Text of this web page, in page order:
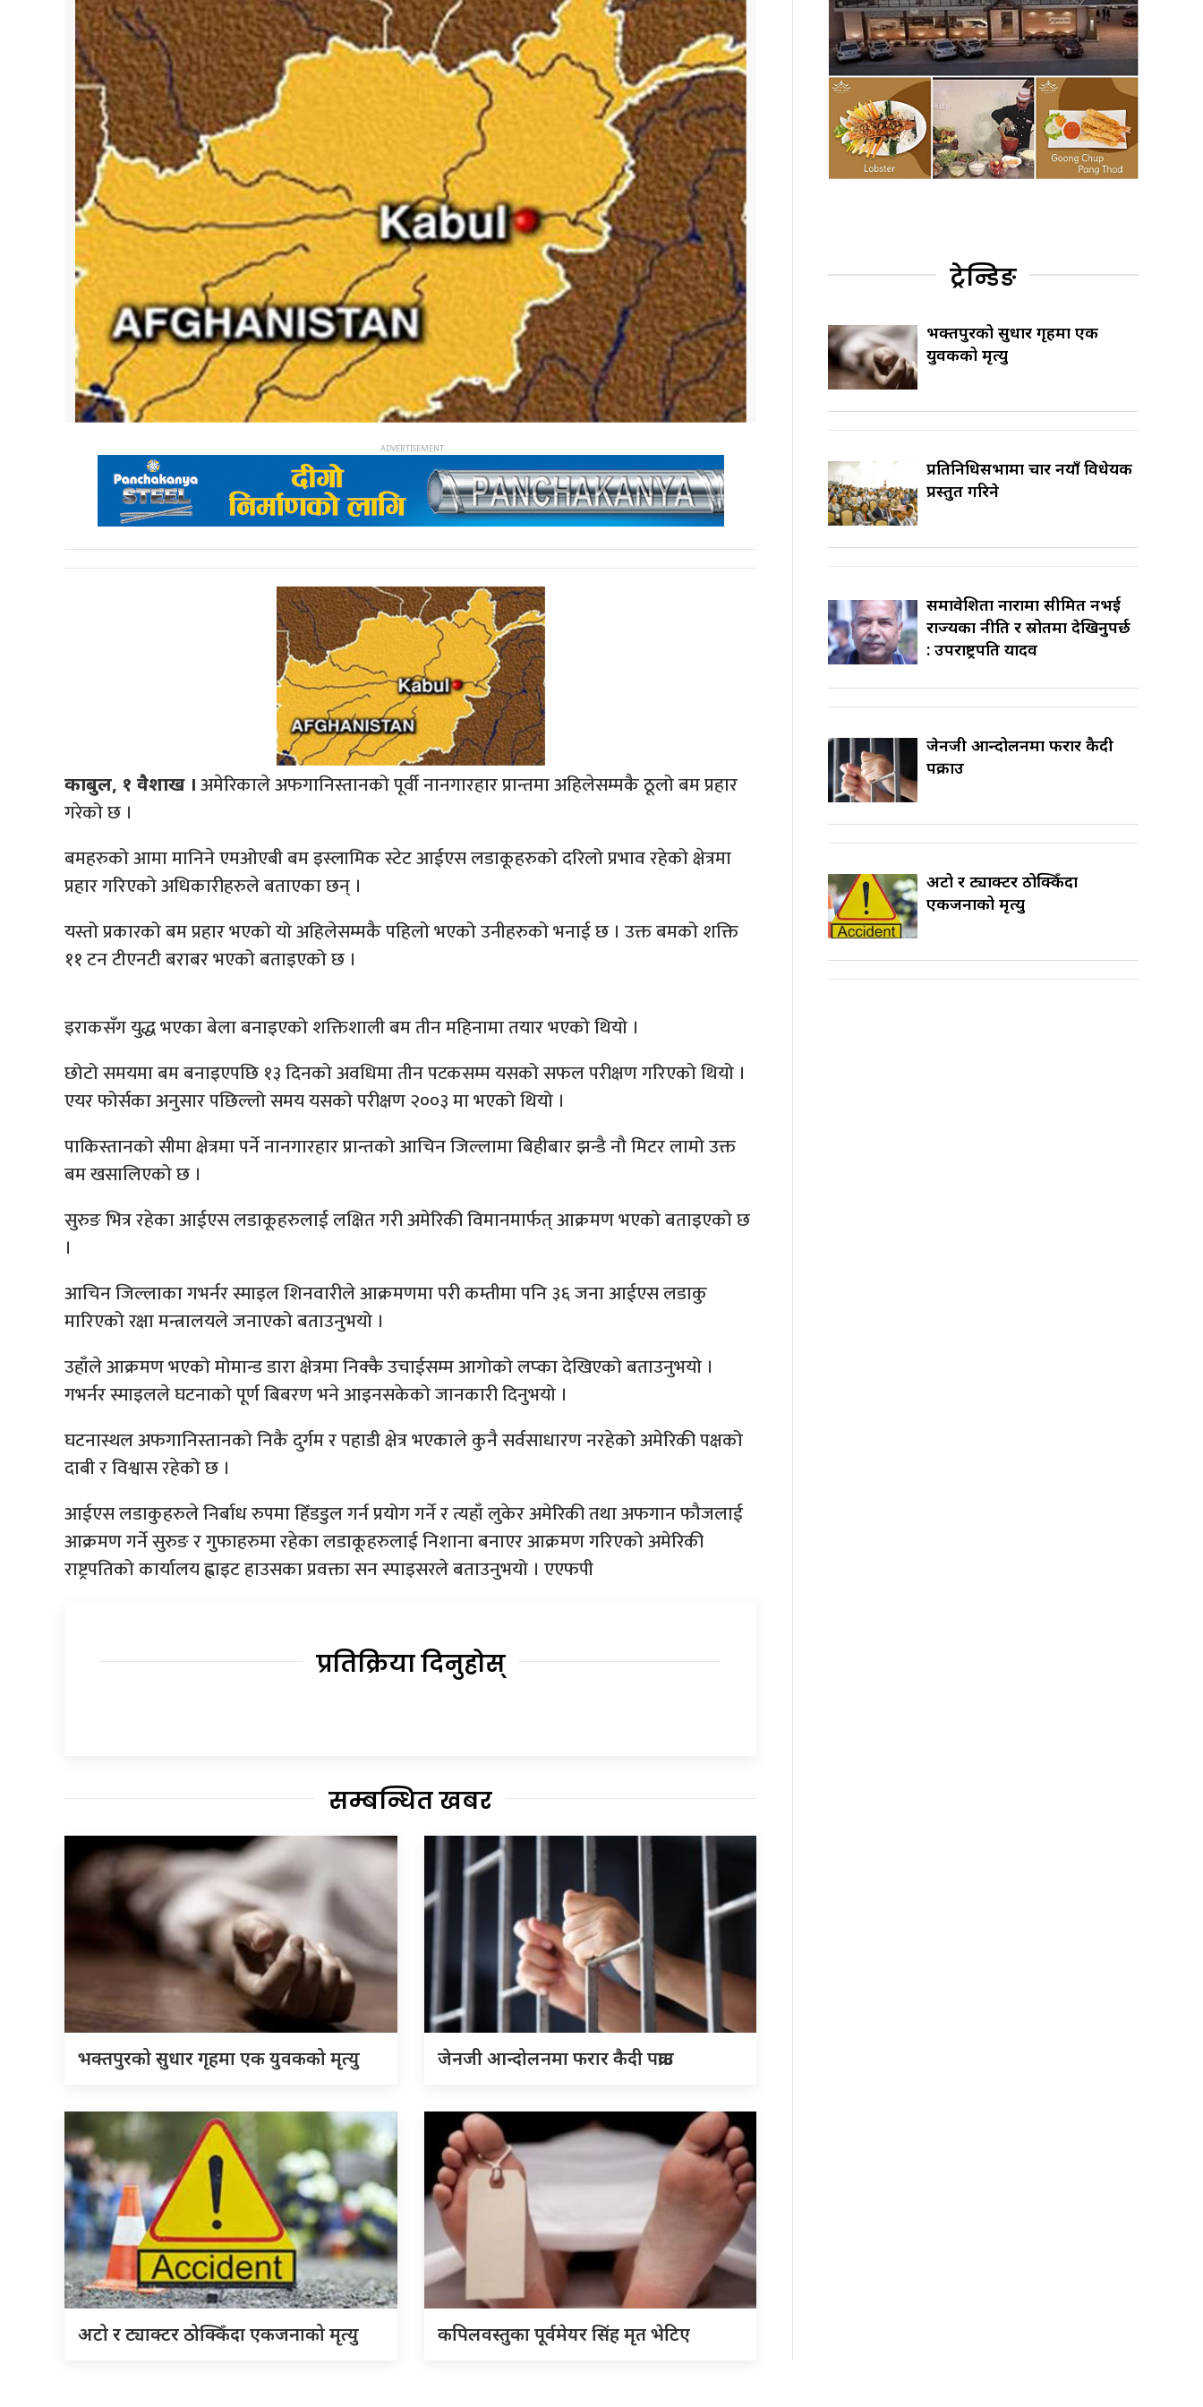
काबुल, १ वैशाख । अमेरिकाले अफगानिस्तानको पूर्वी नानगारहार प्रान्तमा अहिलेसम्मकै ठूलो बम प्रहार
गरेको छ ।
बमहरुको आमा मानिने एमओएबी बम इस्लामिक स्टेट आईएस लडाकूहरुको दरिलो प्रभाव रहेको क्षेत्रमा
प्रहार गरिएको अधिकारीहरुले बताएका छन् ।
यस्तो प्रकारको बम प्रहार भएको यो अहिलेसम्मकै पहिलो भएको उनीहरुको भनाई छ । उक्त बमको शक्ति
११ टन टीएनटी बराबर भएको बताइएको छ ।
इराकसँग युद्ध भएका बेला बनाइएको शक्तिशाली बम तीन महिनामा तयार भएको थियो ।
छोटो समयमा बम बनाइएपछि १३ दिनको अवधिमा तीन पटकसम्म यसको सफल परीक्षण गरिएको थियो ।
एयर फोर्सका अनुसार पछिल्लो समय यसको परीक्षण २००३ मा भएको थियो ।
पाकिस्तानको सीमा क्षेत्रमा पर्ने नानगारहार प्रान्तको आचिन जिल्लामा बिहीबार झन्डै नौ मिटर लामो उक्त
बम खसालिएको छ ।
सुरुङ भित्र रहेका आईएस लडाकूहरुलाई लक्षित गरी अमेरिकी विमानमार्फत् आक्रमण भएको बताइएको छ
।
आचिन जिल्लाका गभर्नर स्माइल शिनवारीले आक्रमणमा परी कम्तीमा पनि ३६ जना आईएस लडाकु
मारिएको रक्षा मन्त्रालयले जनाएको बताउनुभयो ।
उहाँले आक्रमण भएको मोमान्ड डारा क्षेत्रमा निक्कै उचाईसम्म आगोको लप्का देखिएको बताउनुभयो ।
गभर्नर स्माइलले घटनाको पूर्ण बिबरण भने आइनसकेको जानकारी दिनुभयो ।
घटनास्थल अफगानिस्तानको निकै दुर्गम र पहाडी क्षेत्र भएकाले कुनै सर्वसाधारण नरहेको अमेरिकी पक्षको
दाबी र विश्वास रहेको छ ।
आईएस लडाकुहरुले निर्बाध रुपमा हिँडडुल गर्न प्रयोग गर्ने र त्यहाँ लुकेर अमेरिकी तथा अफगान फौजलाई
आक्रमण गर्ने सुरुङ र गुफाहरुमा रहेका लडाकूहरुलाई निशाना बनाएर आक्रमण गरिएको अमेरिकी
राष्ट्रपतिको कार्यालय ह्वाइट हाउसका प्रवक्ता सन स्पाइसरले बताउनुभयो । एएफपी
प्रतिक्रिया दिनुहोस्
सम्बन्धित खबर
भक्तपुरको सुधार गृहमा एक युवकको मृत्यु जेनजी आन्दोलनमा फरार कैदी पक्राउ
अटो र ट्याक्टर ठोक्किँदा एकजनाको मृत्यु कपिलवस्तुका पूर्वमेयर सिंह मृत भेटिए
ट्रेन्डिङ
भक्तपुरको सुधार गृहमा एक
युवकको मृत्यु
प्रतिनिधिसभामा चार नयाँ विधेयक
प्रस्तुत गरिने
समावेशिता नारामा सीमित नभई
राज्यका नीति र स्रोतमा देखिनुपर्छ
: उपराष्ट्रपति यादव
जेनजी आन्दोलनमा फरार कैदी
पक्राउ
अटो र ट्याक्टर ठोक्किँदा
एकजनाको मृत्यु